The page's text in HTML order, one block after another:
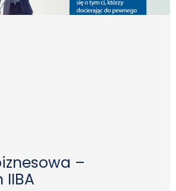
–